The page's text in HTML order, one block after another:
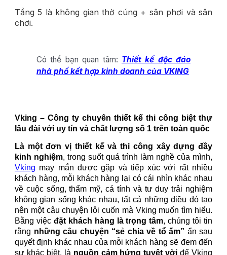
Tầng 5 là không gian thờ cúng + sân phơi và sân
chơi.
Có thể bạn quan tâm: Thiết kế độc đáo
nhà phố kết hợp kinh doanh của VKING
Vking – Công ty chuyên thiết kế thi công biệt thự
lâu đài với uy tín và chất lượng số 1 trên toàn quốc
Là một đơn vị thiết kế và thi công xây dựng đầy
kinh nghiệm, trong suốt quá trình làm nghề của mình,
Vking may mắn được gặp và tiếp xúc với rất nhiều
khách hàng, mỗi khách hàng lại có cái nhìn khác nhau
về cuộc sống, thẩm mỹ, cá tính và tư duy trải nghiệm
không gian sống khác nhau, tất cả những điều đó tạo
nên một câu chuyện lôi cuốn mà Vking muốn tìm hiểu.
Bằng việc đặt khách hàng là trọng tâm, chúng tôi tin
rằng những câu chuyện “sẻ chia về tổ ấm” ẩn sau
quyết định khác nhau của mỗi khách hàng sẽ đem đến
sự khác biệt, là nguồn cảm hứng tuyệt vời để Vking